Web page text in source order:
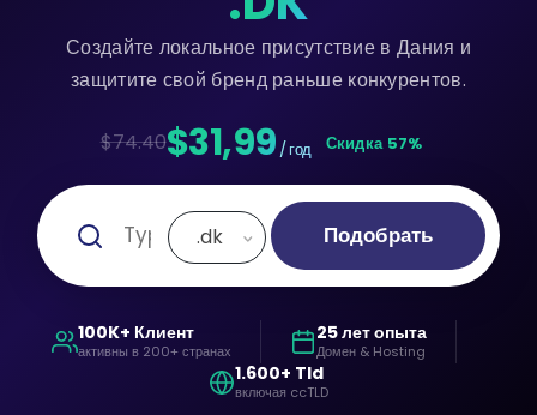
Создайте локальное присутствие в Дания и
защитите свой бренд раньше конкурентов.
$74.40$31,99 / год Скидка 57%
.dk Подобрать
100K+ Клиент
активны в 200+ странах
25 лет опыта
Домен & Hosting
1.600+ Tld
включая ccTLD